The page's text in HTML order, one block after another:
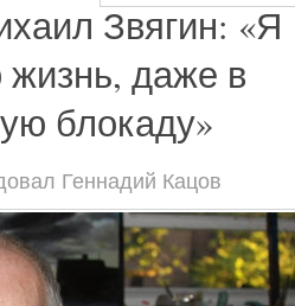
Звягин: «Я
даже в
блокаду»
Геннадий Кацов